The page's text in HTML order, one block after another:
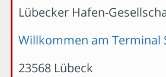
Lübecker Hafen-
Willkommen am Terminal
23568 Lübeck